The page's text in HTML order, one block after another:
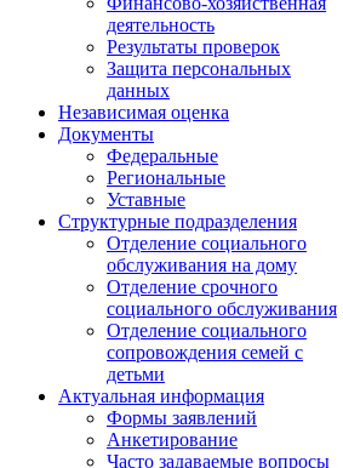
деятельность
Результаты проверок
Защита персональных
данных
Независимая оценка
Документы
Федеральные
Региональные
Уставные
Структурные подразделения
Отделение социального
обслуживания на дому
Отделение срочного
социального обслуживания
Отделение социального
сопровождения семей с
детьми
Актуальная информация
Формы заявлений
Анкетирование
Часто задаваемые вопросы